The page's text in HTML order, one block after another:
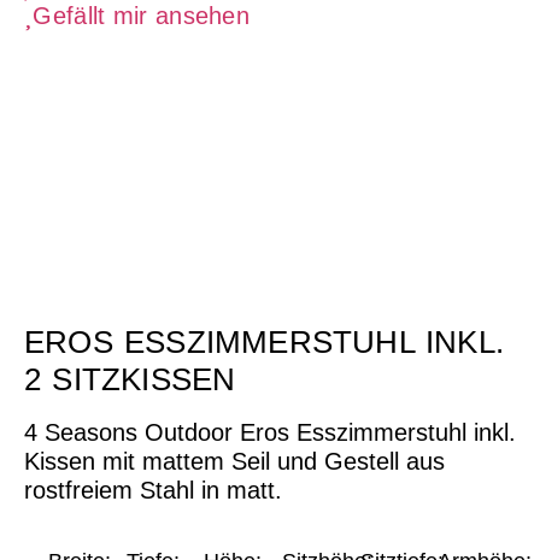
Gefällt mir ansehen
EROS ESSZIMMERSTUHL INKL.
2 SITZKISSEN
4 Seasons Outdoor Eros Esszimmerstuhl inkl.
Kissen mit mattem Seil und Gestell aus
rostfreiem Stahl in matt.